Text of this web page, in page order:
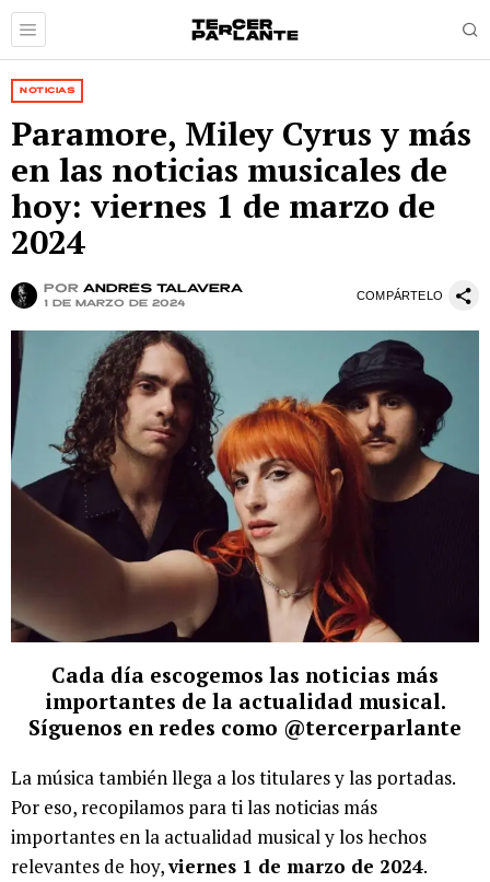
NOTICIAS
Paramore, Miley Cyrus y más
en las noticias musicales de
hoy: viernes 1 de marzo de
2024
por Andrés Talavera
1 de marzo de 2024
COMPÁRTELO
Cada día escogemos las noticias más
importantes de la actualidad musical.
Síguenos en redes como @tercerparlante
La música también llega a los titulares y las portadas.
Por eso, recopilamos para ti las noticias más
importantes en la actualidad musical y los hechos
relevantes de hoy,viernes 1 de marzo de 2024.